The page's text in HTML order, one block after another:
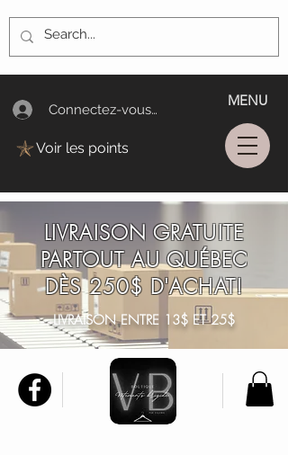
Connectez-vous/Log In
MENU
Voir les points
LIVRAISON GRATUITE
PARTOUT AU QUÉBEC
DÈS 250$ D'ACHAT!
LIVRAISON ENTRE 13$ ET 25$